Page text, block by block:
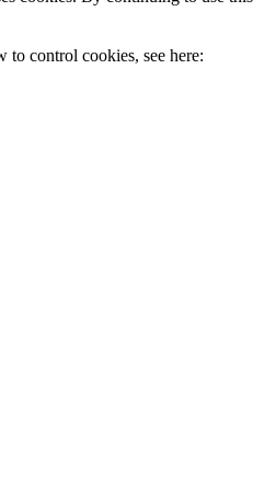
control cookies, see here: